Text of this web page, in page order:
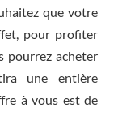
que votre
pour profiter
pourrez acheter
une entière
à vous est de